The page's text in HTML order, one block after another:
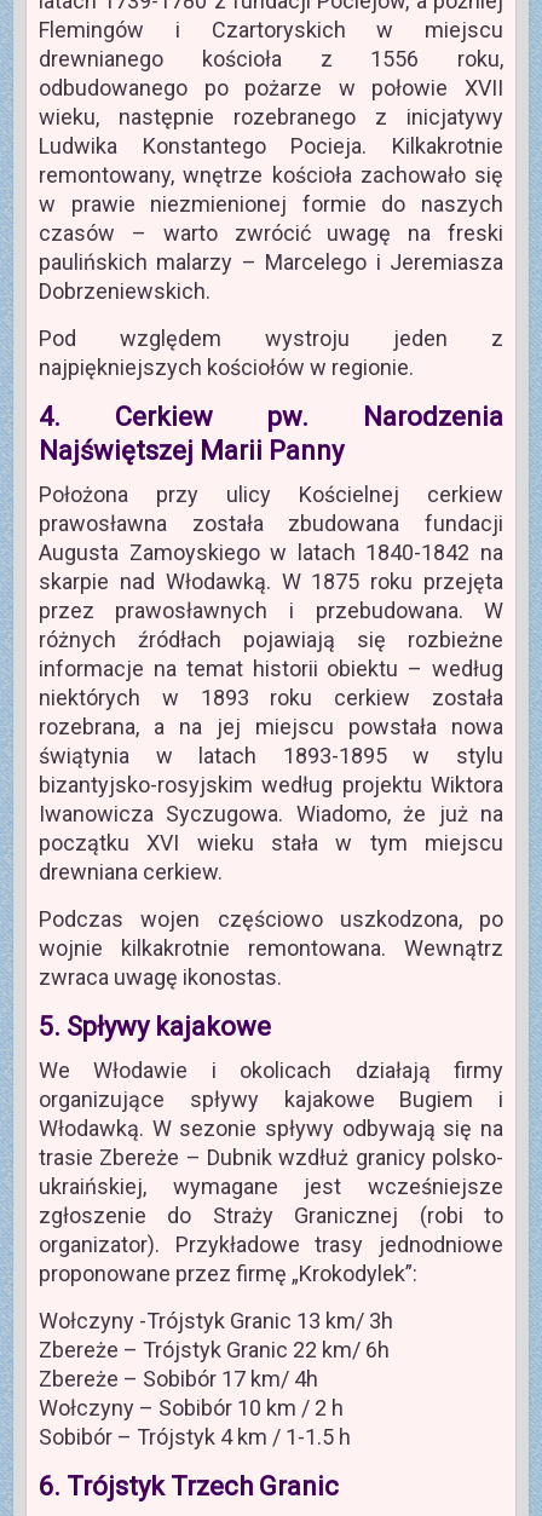
Flemingów i Czartoryskich w miejscu
drewnianego kościoła z 1556 roku,
odbudowanego po pożarze w połowie XVII
wieku, następnie rozebranego z inicjatywy
Ludwika Konstantego Pocieja. Kilkakrotnie
remontowany, wnętrze kościoła zachowało się
w prawie niezmienionej formie do naszych
czasów – warto zwrócić uwagę na freski
paulińskich malarzy – Marcelego i Jeremiasza
Dobrzeniewskich.
Pod względem wystroju jeden z
najpiękniejszych kościołów w regionie.
4. Cerkiew pw. Narodzenia
Najświętszej Marii Panny
Położona przy ulicy Kościelnej cerkiew
prawosławna została zbudowana fundacji
Augusta Zamoyskiego w latach 1840-1842 na
skarpie nad Włodawką. W 1875 roku przejęta
przez prawosławnych i przebudowana. W
różnych źródłach pojawiają się rozbieżne
informacje na temat historii obiektu – według
niektórych w 1893 roku cerkiew została
rozebrana, a na jej miejscu powstała nowa
świątynia w latach 1893-1895 w stylu
bizantyjsko-rosyjskim według projektu Wiktora
Iwanowicza Syczugowa. Wiadomo, że już na
początku XVI wieku stała w tym miejscu
drewniana cerkiew.
Podczas wojen częściowo uszkodzona, po
wojnie kilkakrotnie remontowana. Wewnątrz
zwraca uwagę ikonostas.
5. Spływy kajakowe
We Włodawie i okolicach działają firmy
organizujące spływy kajakowe Bugiem i
Włodawką. W sezonie spływy odbywają się na
trasie Zbereże – Dubnik wzdłuż granicy polsko-
ukraińskiej, wymagane jest wcześniejsze
zgłoszenie do Straży Granicznej (robi to
organizator). Przykładowe trasy jednodniowe
proponowane przez firmę „Krokodylek”:
Wołczyny -Trójstyk Granic 13 km/ 3h
Zbereże – Trójstyk Granic 22 km/ 6h
Zbereże – Sobibór 17 km/ 4h
Wołczyny – Sobibór 10 km / 2 h
Sobibór – Trójstyk 4 km / 1-1.5 h
6. Trójstyk Trzech Granic